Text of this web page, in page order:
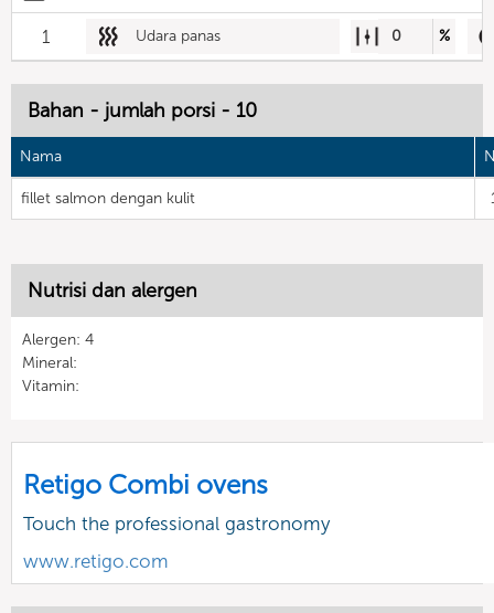
1 Udara panas 0 %
Bahan - jumlah porsi - 10
Nama
fillet salmon dengan kulit
Nutrisi dan alergen
Alergen: 4
Mineral:
Vitamin:
Retigo Combi ovens
Touch the professional gastronomy
www.retigo.com